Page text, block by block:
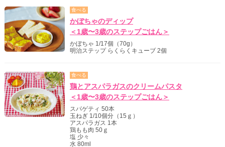
食べる
かぼちゃのディップ
＜1歳〜3歳のステップごはん＞
かぼちゃ 1/17個（70g）
明治ステップ らくらくキューブ 2個
食べる
鶏とアスパラガスのクリームパスタ
＜1歳〜3歳のステップごはん＞
スパゲティ 50本
玉ねぎ 1/10個分（15ｇ）
アスパラガス 1本
鶏もも肉 50ｇ
塩 少々
水 80ml